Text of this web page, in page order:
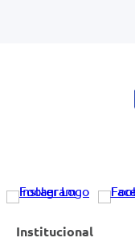
Institucional